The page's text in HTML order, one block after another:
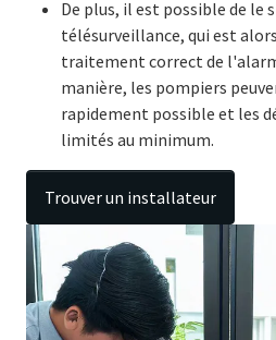
De plus, il est possible de le
télésurveillance, qui est
traitement correct de
manière, les pompiers
rapidement possible et les
limités au minimum.
Trouver un installateur